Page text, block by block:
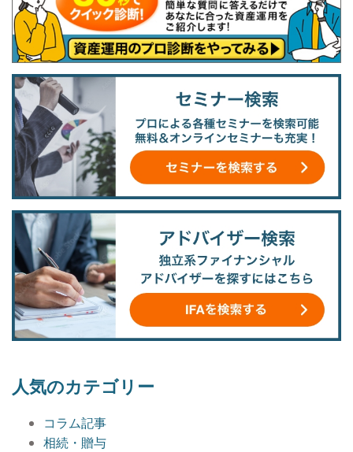
人気のカテゴリー
コラム記事
相続・贈与